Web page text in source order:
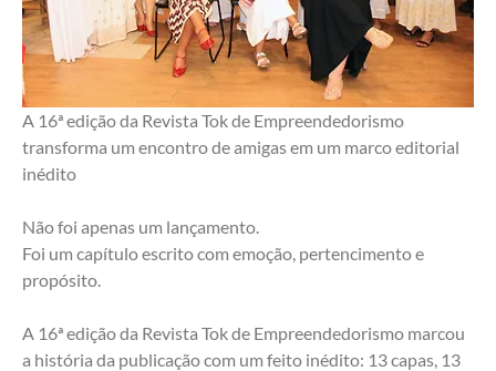
A 16ª edição da Revista Tok de Empreendedorismo
transforma um encontro de amigas em um marco editorial
inédito
Não foi apenas um lançamento.
Foi um capítulo escrito com emoção, pertencimento e
propósito.
A 16ª edição da Revista Tok de Empreendedorismo marcou
a história da publicação com um feito inédito: 13 capas, 13